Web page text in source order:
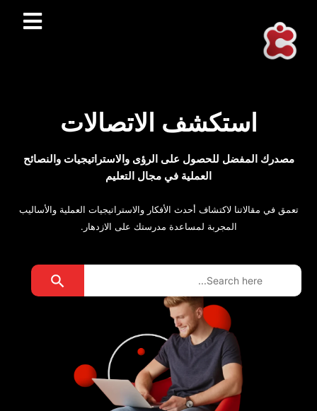
استكشف الاتصالات
مصدرك المفضل للحصول على الرؤى والاستراتيجيات والنصائح
العملية في مجال التعليم
تعمق في مقالاتنا لاكتشاف أحدث الأفكار والاستراتيجيات العملية والأساليب
المجربة لمساعدة مدرستك على الازدهار.
Search
Search Button